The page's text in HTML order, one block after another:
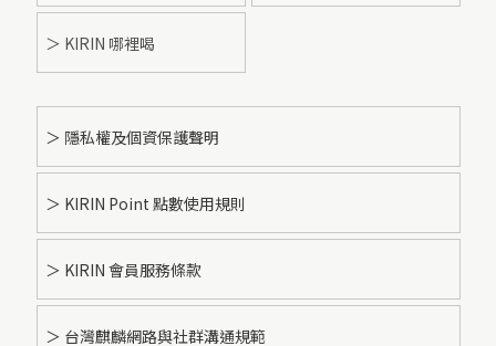
＞ KIRIN 哪裡喝
＞ 隱私權及個資保護聲明
＞ KIRIN Point 點數使用規則
＞ KIRIN 會員服務條款
＞ 台灣麒麟網路與社群溝通規範